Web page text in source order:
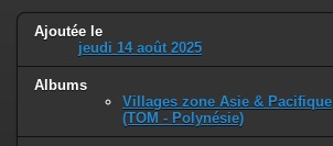
Ajoutée le
jeudi 14 août 2025
Albums
Villages zone Asie & Pacifique
(TOM - Polynésie)